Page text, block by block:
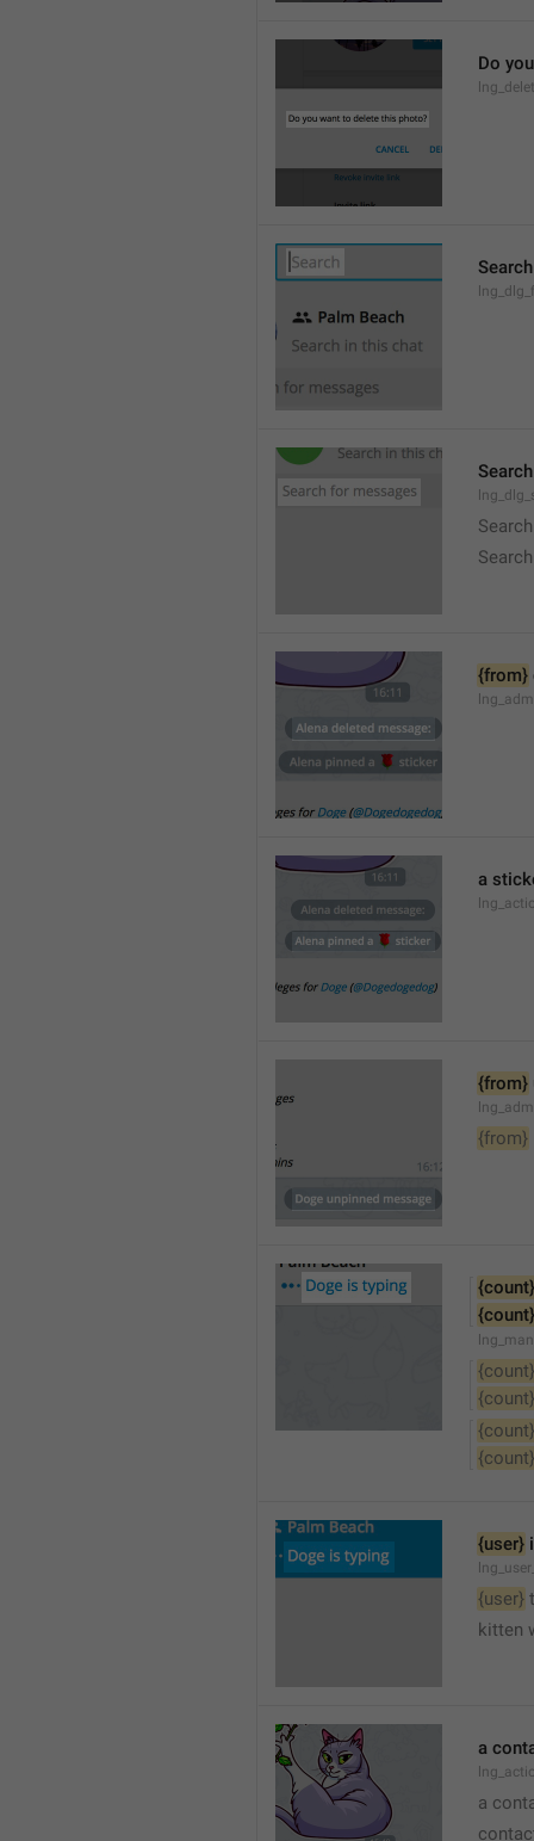
Do
Search
{from}
a
{from}
{from}
{count}
{count}
{count}
{count}
{count}
{count}
{user}
{user}
kitten
a
a